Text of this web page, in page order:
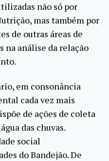
não só por
mas também por
de outras áreas de
análise da relação
em consonância
cada vez mais
de ações de coleta
das chuvas.
social
do Bandejão. De